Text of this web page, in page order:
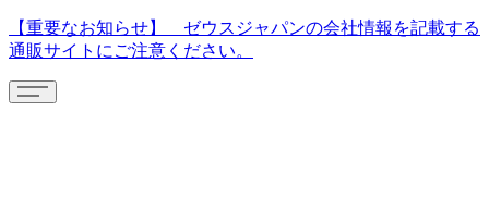
【重要なお知らせ】 ゼウスジャパンの会社情報を記載する
通販サイトにご注意ください。